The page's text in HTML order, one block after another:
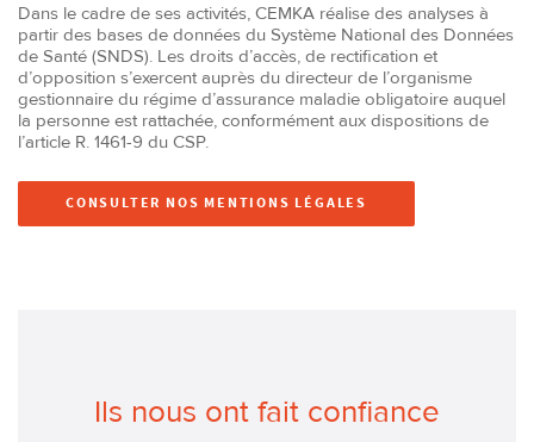
Dans le cadre de ses activités, CEMKA réalise des analyses à
partir des bases de données du Système National des Données
de Santé (SNDS). Les droits d’accès, de rectification et
d’opposition s’exercent auprès du directeur de l’organisme
gestionnaire du régime d’assurance maladie obligatoire auquel
la personne est rattachée, conformément aux dispositions de
l’article R. 1461-9 du CSP.
CONSULTER NOS MENTIONS LÉGALES
Ils nous ont fait confiance